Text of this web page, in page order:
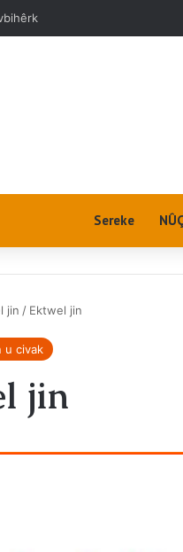
jin
Sereke
jin / Ektwel jin
u civak
jin